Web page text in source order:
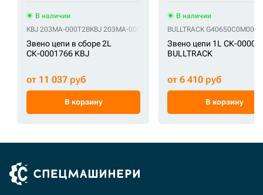
В наличии
KBJ 203MA-000T2BKBJ 203MA-000T2B (консистентная смазка, палец)
Звено цепи в сборе 2L
СК-0001766 KBJ
от 11 037 руб
В корзину
В наличии
BULLTRACK
Звено цепи 1L СК-
BULLTRACK
от 6 410 руб
В корзину